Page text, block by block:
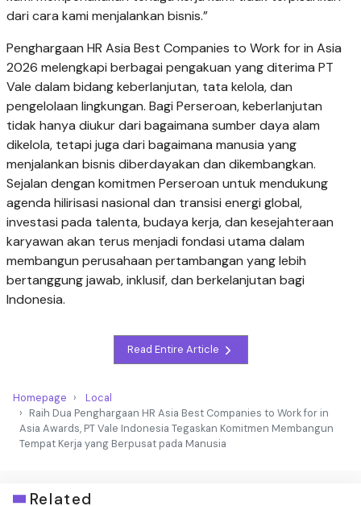
dari cara kami menjalankan bisnis.”
Penghargaan HR Asia Best Companies to Work for in Asia
2026 melengkapi berbagai pengakuan yang diterima PT
Vale dalam bidang keberlanjutan, tata kelola, dan
pengelolaan lingkungan. Bagi Perseroan, keberlanjutan
tidak hanya diukur dari bagaimana sumber daya alam
dikelola, tetapi juga dari bagaimana manusia yang
menjalankan bisnis diberdayakan dan dikembangkan.
Sejalan dengan komitmen Perseroan untuk mendukung
agenda hilirisasi nasional dan transisi energi global,
investasi pada talenta, budaya kerja, dan kesejahteraan
karyawan akan terus menjadi fondasi utama dalam
membangun perusahaan pertambangan yang lebih
bertanggung jawab, inklusif, dan berkelanjutan bagi
Indonesia.
Read Entire Article
Homepage
Local
Raih Dua Penghargaan HR Asia Best Companies to Work for in
Asia Awards, PT Vale Indonesia Tegaskan Komitmen Membangun
Tempat Kerja yang Berpusat pada Manusia
Related